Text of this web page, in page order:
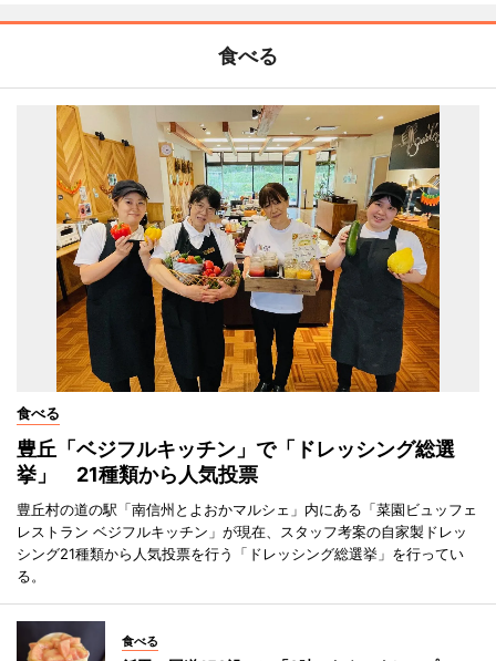
食べる
食べる
豊丘「ベジフルキッチン」で「ドレッシング総選
挙」 21種類から人気投票
豊丘村の道の駅「南信州とよおかマルシェ」内にある「菜園ビュッフェ
レストラン ベジフルキッチン」が現在、スタッフ考案の自家製ドレッ
シング21種類から人気投票を行う「ドレッシング総選挙」を行ってい
る。
食べる